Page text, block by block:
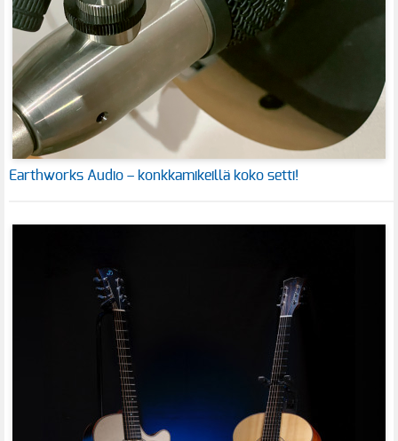
Earthworks Audio – konkkamikeillä koko setti!